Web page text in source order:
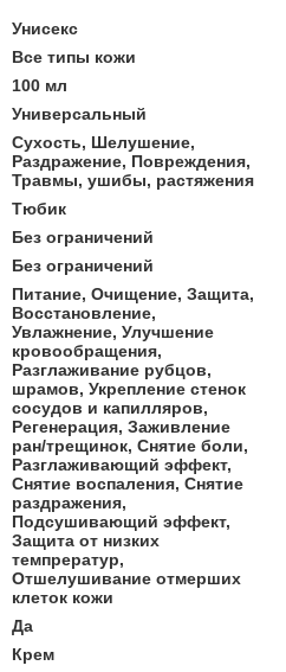
Унисекс
Все типы кожи
100 мл
Универсальный
Сухость, Шелушение,
Раздражение, Повреждения,
Травмы, ушибы, растяжения
Тюбик
Без ограничений
Без ограничений
Питание, Очищение, Защита,
Восстановление,
Увлажнение, Улучшение
кровообращения,
Разглаживание рубцов,
шрамов, Укрепление стенок
сосудов и капилляров,
Регенерация, Заживление
ран/трещинок, Снятие боли,
Разглаживающий эффект,
Снятие воспаления, Снятие
раздражения,
Подсушивающий эффект,
Защита от низких
темпрератур,
Отшелушивание отмерших
клеток кожи
Да
Крем